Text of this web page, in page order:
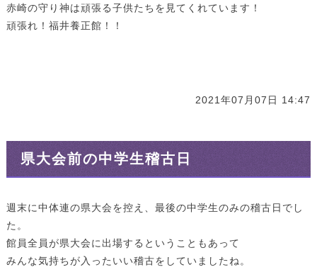
赤崎の守り神は頑張る子供たちを見てくれています！
頑張れ！福井養正館！！
2021年07月07日 14:47
県大会前の中学生稽古日
週末に中体連の県大会を控え、最後の中学生のみの稽古日でし
た。
館員全員が県大会に出場するということもあって
みんな気持ちが入ったいい稽古をしていましたね。